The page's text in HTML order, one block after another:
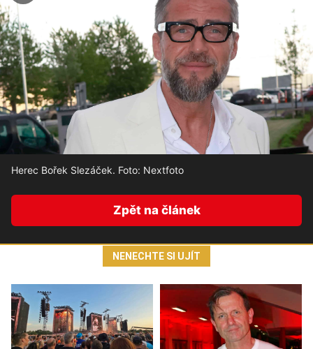
Herec Bořek Slezáček. Foto: Nextfoto
Zpět na článek
NENECHTE SI UJÍT